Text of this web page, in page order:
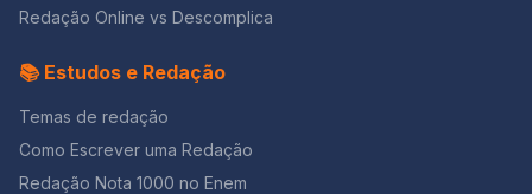
Redação Online vs Descomplica
📚 Estudos e Redação
Temas de redação
Como Escrever uma Redação
Redação Nota 1000 no Enem